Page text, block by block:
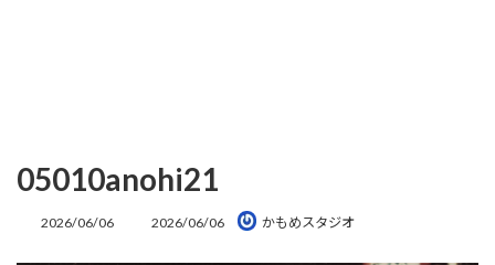
05010anohi21
2026/06/06
最
2026/06/06 かもめスタジオ